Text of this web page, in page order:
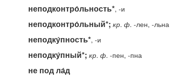
неподконтро́льность*, -и
неподконтро́льный*; кр. ф. -лен, -льна
неподку́пность*, -и
неподку́пный*; кр. ф. -пен, -пна
не под ла́д